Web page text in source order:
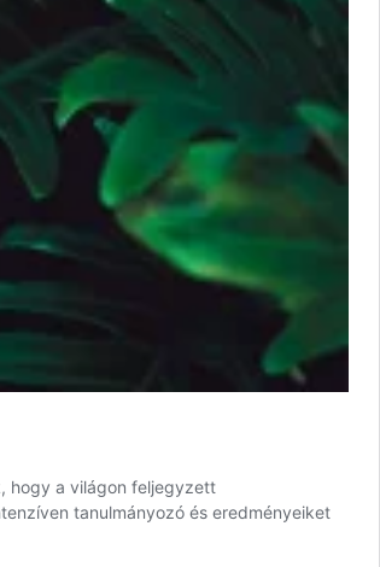
hogy a világon feljegyzett
tanulmányozó és eredményeiket